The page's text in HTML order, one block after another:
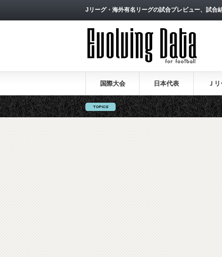
Jリーグ・海外有名リーグの試合プレビュー、試合
国際大会 日本代表 Ｊ
ロシアW